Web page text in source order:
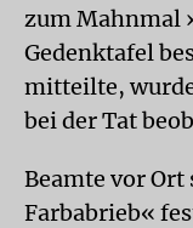
zum Mahnmal
Gedenktafel
mitteilte,
bei der Tat
Beamte vor
Farbabrieb«